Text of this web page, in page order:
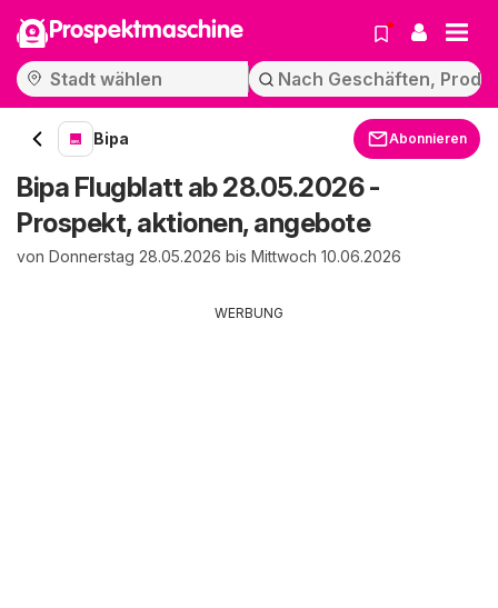
Prospektmaschine
Bipa Abonnieren
Bipa Flugblatt ab 28.05.2026 -
Prospekt, aktionen, angebote
von Donnerstag 28.05.2026 bis Mittwoch 10.06.2026
WERBUNG